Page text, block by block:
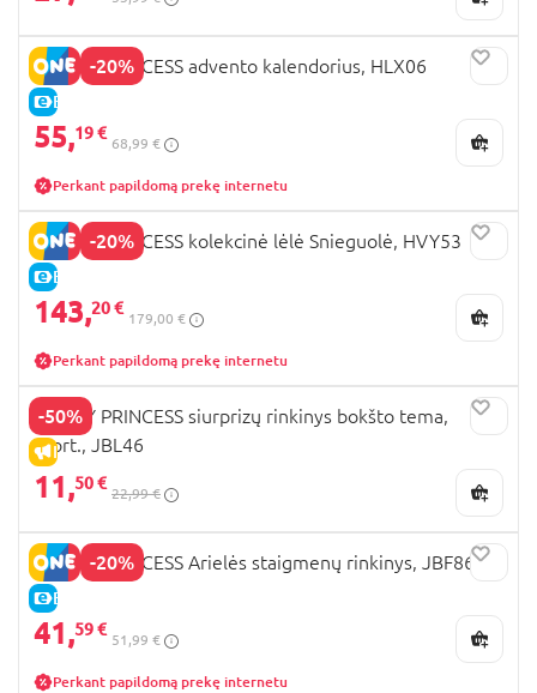
-20%
E-KAINA
DISNEY PRINCESS advento kalendorius, HLX06
55,19 €
68,99 €
Perkant papildomą prekę internetu
-20%
E-KAINA
DISNEY PRINCESS kolekcinė lėlė Snieguolė, HVY53
143,20 €
179,00 €
Perkant papildomą prekę internetu
-50%
IŠPARDAVIMAS
DISNEY PRINCESS siurprizų rinkinys bokšto tema,
asort., JBL46
11,50 €
22,99 €
-20%
E-KAINA
DISNEY PRINCESS Arielės staigmenų rinkinys, JBF86
41,59 €
51,99 €
Perkant papildomą prekę internetu